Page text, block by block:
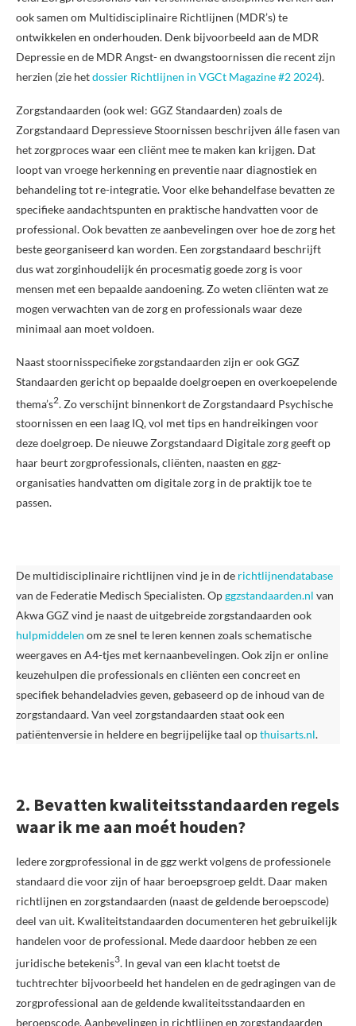
ook samen om Multidisciplinaire Richtlijnen (MDR’s) te
ontwikkelen en onderhouden. Denk bijvoorbeeld aan de MDR
Depressie en de MDR Angst- en dwangstoornissen die recent zijn
herzien (zie hetdossier Richtlijnen in VGCt Magazine #2 2024).
Zorgstandaarden (ook wel: GGZ Standaarden) zoals de
Zorgstandaard Depressieve Stoornissen beschrijven álle fasen van
het zorgproces waar een cliënt mee te maken kan krijgen. Dat
loopt van vroege herkenning en preventie naar diagnostiek en
behandeling tot re-integratie. Voor elke behandelfase bevatten ze
specifieke aandachtspunten en praktische handvatten voor de
professional. Ook bevatten ze aanbevelingen over hoe de zorg het
beste georganiseerd kan worden. Een zorgstandaard beschrijft
dus wat zorginhoudelijk én procesmatig goede zorg is voor
mensen met een bepaalde aandoening. Zo weten cliënten wat ze
mogen verwachten van de zorg en professionals waar deze
minimaal aan moet voldoen.
Naast stoornisspecifieke zorgstandaarden zijn er ook GGZ
Standaarden gericht op bepaalde doelgroepen en overkoepelende
thema’s2 . Zo verschijnt binnenkort de Zorgstandaard Psychische
stoornissen en een laag IQ, vol met tips en handreikingen voor
deze doelgroep. De nieuwe Zorgstandaard Digitale zorg geeft op
haar beurt zorgprofessionals, cliënten, naasten en ggz-
organisaties handvatten om digitale zorg in de praktijk toe te
passen.
De multidisciplinaire richtlijnen vind je in de richtlijnendatabase
van de Federatie Medisch Specialisten. Opggzstandaarden.nl van
Akwa GGZ vind je naast de uitgebreide zorgstandaarden ook
hulpmiddelen om ze snel te leren kennen zoals schematische
weergaves en A4-tjes met kernaanbevelingen. Ook zijn er online
keuzehulpen die professionals en cliënten een concreet en
specifiek behandeladvies geven, gebaseerd op de inhoud van de
zorgstandaard. Van veel zorgstandaarden staat ook een
patiëntenversie in heldere en begrijpelijke taal opthuisarts.nl.
2. Bevatten kwaliteitsstandaarden regels
waar ik me aan moét houden?
Iedere zorgprofessional in de ggz werkt volgens de professionele
standaard die voor zijn of haar beroepsgroep geldt. Daar maken
richtlijnen en zorgstandaarden (naast de geldende beroepscode)
deel van uit. Kwaliteitstandaarden documenteren het gebruikelijk
handelen voor de professional. Mede daardoor hebben ze een
juridische betekenis3. In geval van een klacht toetst de
tuchtrechter bijvoorbeeld het handelen en de gedragingen van de
zorgprofessional aan de geldende kwaliteitsstandaarden en
beroepscode. Aanbevelingen in richtlijnen en zorgstandaarden